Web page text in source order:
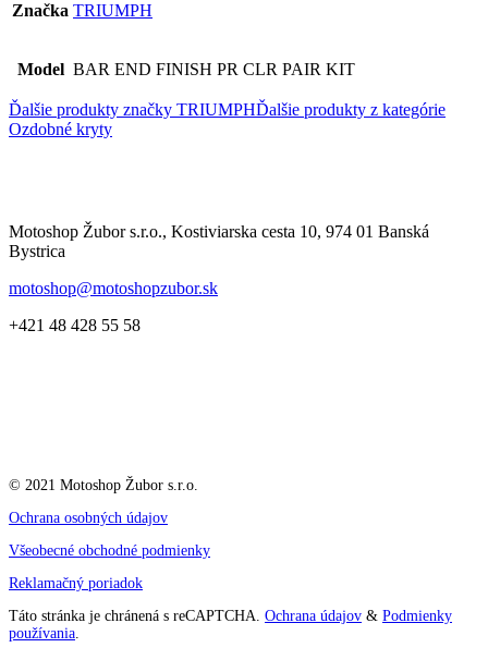
Značka TRIUMPH
Model BAR END FINISH PR CLR PAIR KIT
Ďalšie produkty značky TRIUMPHĎalšie produkty z kategórie
Ozdobné kryty
Motoshop Žubor s.r.o., Kostiviarska cesta 10, 974 01 Banská
Bystrica
motoshop@motoshopzubor.sk
+421 48 428 55 58
© 2021 Motoshop Žubor s.r.o.
Ochrana osobných údajov
Všeobecné obchodné podmienky
Reklamačný poriadok
Táto stránka je chránená s reCAPTCHA. Ochrana údajov & Podmienky
používania.